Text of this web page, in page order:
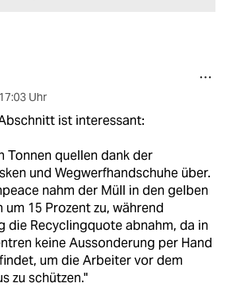
17:03 Uhr
ist interessant:
Tonnen quellen dank der
und Wegwerfhandschuhe über.
nahm der Müll in den gelben
um 15 Prozent zu, während
die Recyclingquote abnahm, da in
keine Aussonderung per Hand
um die Arbeiter vor dem
zu schützen."